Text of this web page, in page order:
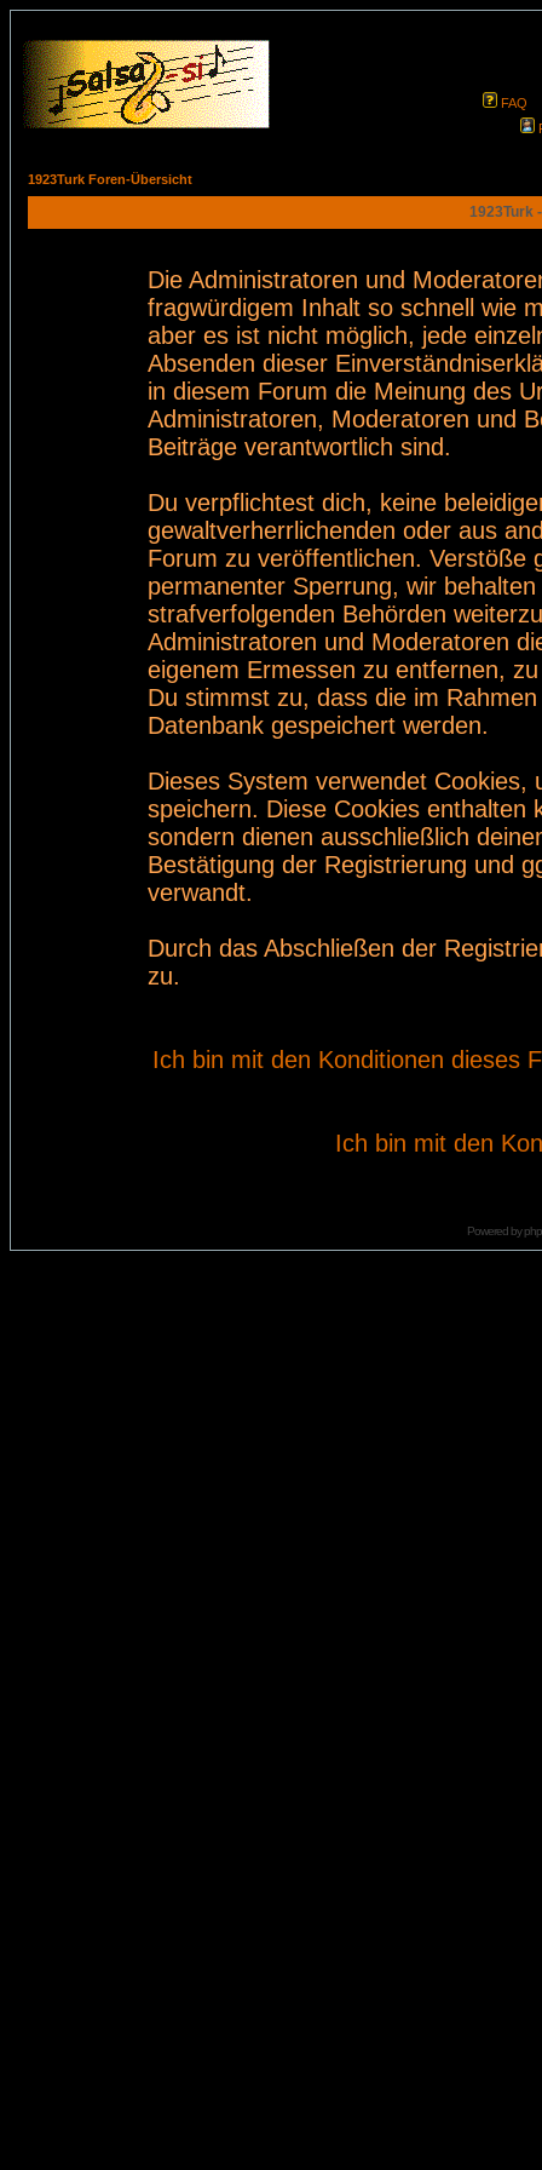
FAQ
1923Turk Foren-Übersicht
1923Turk
Die Administratoren und
fragwürdigem Inhalt so schnell wie
aber es ist nicht möglich, jede
Absenden dieser
in diesem Forum die Meinung des
Administratoren, Moderatoren und
Beiträge verantwortlich sind.
Du verpflichtest dich, keine
gewaltverherrlichenden oder aus
Forum zu veröffentlichen. Verstöße
permanenter Sperrung, wir
strafverfolgenden Behörden
Administratoren und Moderatoren
eigenem Ermessen zu entfernen,
Du stimmst zu, dass die im
Datenbank gespeichert werden.
Dieses System verwendet
speichern. Diese Cookies enthalten
sondern dienen ausschließlich
Bestätigung der Registrierung und
verwandt.
Durch das Abschließen der
zu.
Ich bin mit den Konditionen dieses
Ich bin mit den
Powered by